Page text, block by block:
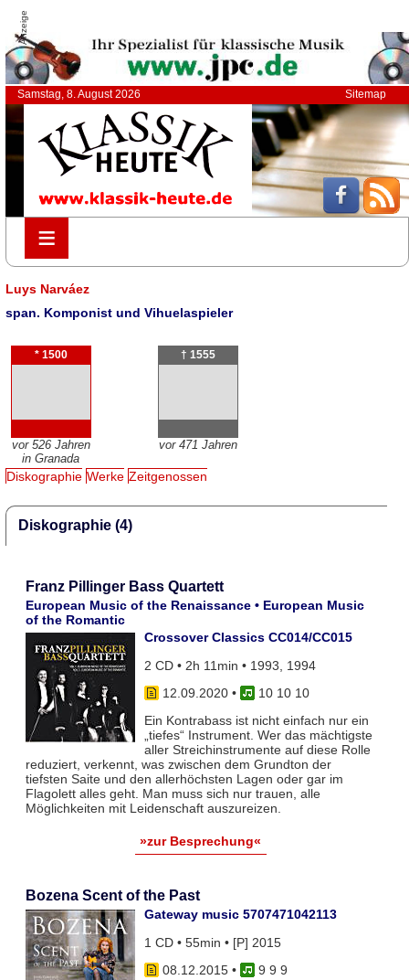
Anzeige
Samstag, 8. August 2026 Sitemap
≡
≡
Luys Narváez
span. Komponist und Vihuelaspieler
* 1500
vor 526 Jahren
in Granada
† 1555
vor 471 Jahren
Diskographie Werke Zeitgenossen
Diskographie (4)
Franz Pillinger Bass Quartett
European Music of the Renaissance • European Music
of the Romantic
Crossover Classics CC014/CC015
2 CD • 2h 11min • 1993, 1994
12.09.2020•
10 10 10
Ein Kontrabass ist nicht einfach nur ein
„tiefes“ Instrument. Wer das mächtigste
aller Streichinstrumente auf diese Rolle
reduziert, verkennt, was zwischen dem Grundton der
tiefsten Saite und den allerhöchsten Lagen oder gar im
Flagolett alles geht. Man muss sich nur trauen, alle
Möglichkeiten mit Leidenschaft auszureizen.
»zur Besprechung«
Bozena Scent of the Past
Gateway music 5707471042113
1 CD • 55min • [P] 2015
08.12.2015•
9 9 9